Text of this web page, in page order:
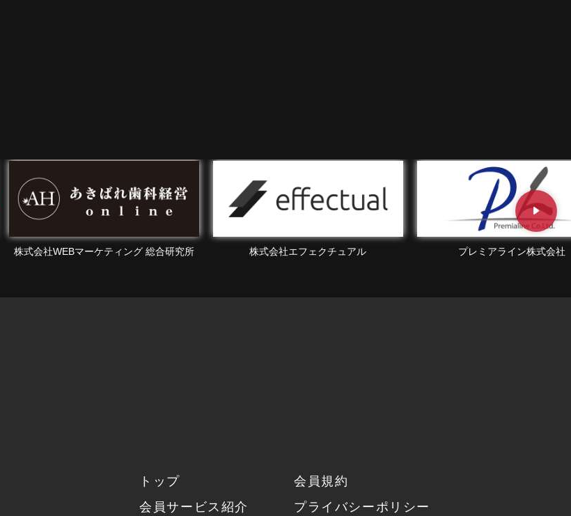
株式会社エフェクチュアル プレミアライン株式会社 株式会社Beaute
トップ
会員サービス紹介
会員規約
プライバシーポリシー